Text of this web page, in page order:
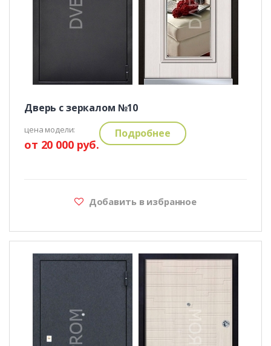
Дверь с зеркалом №10
цена модели:
от 20 000 руб.
Подробнее
Добавить в избранное